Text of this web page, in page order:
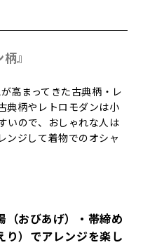
』
高まってきた古典柄・レ
典柄やレトロモダンは小
いので、おしゃれな人は
ンジして着物でのオシャ
おびあげ）・帯締め
り）でアレンジを楽し